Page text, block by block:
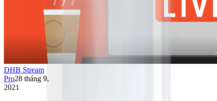
DHB Stream
Pro28 tháng 9,
2021